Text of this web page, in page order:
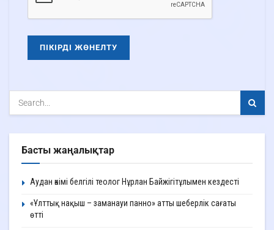
Басты жаңалықтар
Аудан әкімі белгілі теолог Нұрлан Байжігітұлымен кездесті
«Ұлттық нақыш – заманауи панно» атты шеберлік сағаты
өтті